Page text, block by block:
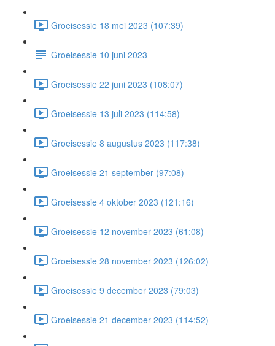
Groeisessie 18 mei 2023 (107:39)
Groeisessie 10 juni 2023
Groeisessie 22 juni 2023 (108:07)
Groeisessie 13 juli 2023 (114:58)
Groeisessie 8 augustus 2023 (117:38)
Groeisessie 21 september (97:08)
Groeisessie 4 oktober 2023 (121:16)
Groeisessie 12 november 2023 (61:08)
Groeisessie 28 november 2023 (126:02)
Groeisessie 9 december 2023 (79:03)
Groeisessie 21 december 2023 (114:52)